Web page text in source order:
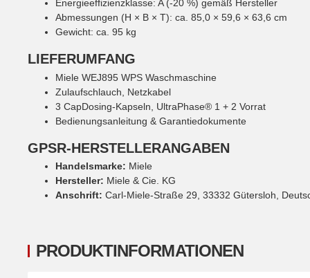
PRODUKTINFORMATIONEN
Energieeffizienzklasse: A (-20 %) gemäß Hersteller
Abmessungen (H × B × T): ca. 85,0 × 59,6 × 63,6 cm
Gewicht: ca. 95 kg
LIEFERUMFANG
Miele WEJ895 WPS Waschmaschine
Zulaufschlauch, Netzkabel
3 CapDosing-Kapseln, UltraPhase® 1 + 2 Vorrat
Bedienungsanleitung & Garantiedokumente
GPSR-HERSTELLERANGABEN
Handelsmarke: Miele
Hersteller: Miele & Cie. KG
Anschrift: Carl-Miele-Straße 29, 33332 Gütersloh,